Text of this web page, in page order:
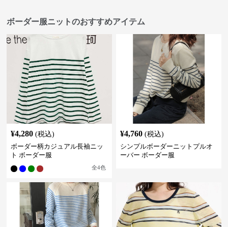
ボーダー服ニットのおすすめアイテム
¥4,280 (税込)
ボーダー柄カジュアル長袖ニッ
ト ボーダー服
全4色
¥4,760 (税込)
シンプルボーダーニットプルオ
ーバー ボーダー服